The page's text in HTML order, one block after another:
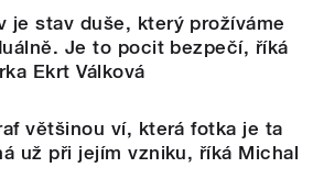
je stav duše, který prožíváme
Je to pocit bezpečí, říká
Ekrt Válková
většinou ví, která fotka je ta
už při jejím vzniku, říká Michal